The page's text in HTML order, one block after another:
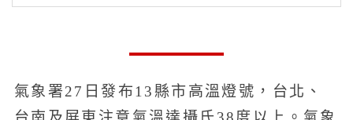
氣象署27日發布13縣市高溫燈號，台北、